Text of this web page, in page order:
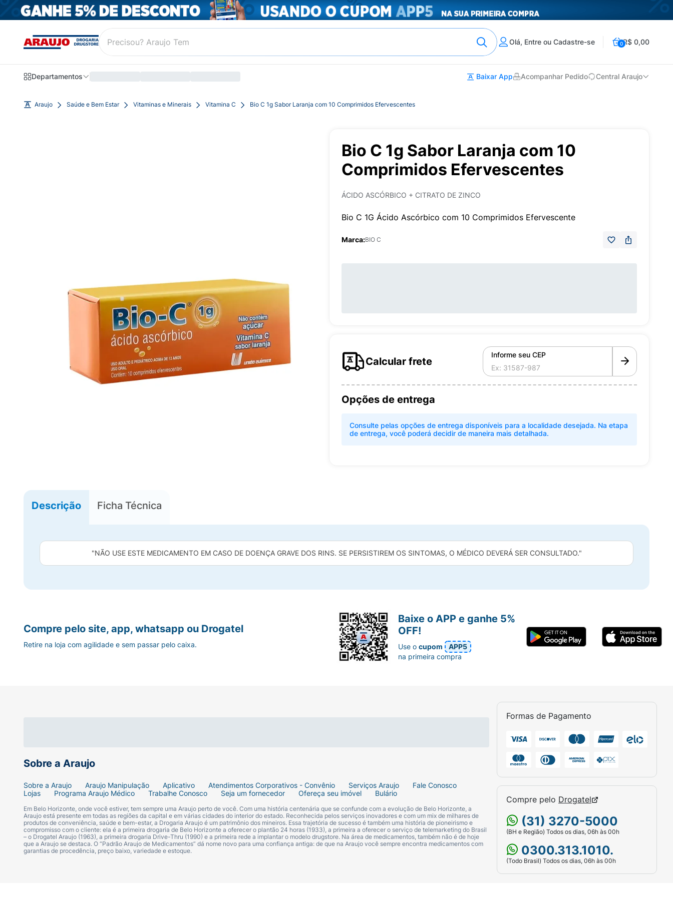
Olá, Entre ou Cadastre-se 0R$ 0,00
Departamentos Baixar App Acompanhar Pedido Central Araujo
Araujo Saúde e Bem Estar Vitaminas e Minerais Vitamina C Bio C 1g Sabor Laranja com 10 Comprimidos Efervescentes
Bio C 1g Sabor Laranja com 10
Comprimidos Efervescentes
ÁCIDO ASCÓRBICO + CITRATO DE ZINCO
Bio C 1G Ácido Ascórbico com 10 Comprimidos Efervescente
Marca:BIO C
Calcular frete
Informe seu CEP
Opções de entrega
Consulte pelas opções de entrega disponíveis para a localidade desejada. Na etapa
de entrega, você poderá decidir de maneira mais detalhada.
Descrição Ficha Técnica
"NÃO USE ESTE MEDICAMENTO EM CASO DE DOENÇA GRAVE DOS RINS. SE PERSISTIREM OS SINTOMAS, O MÉDICO DEVERÁ SER CONSULTADO."
Sobre a Araujo
Sobre a Araujo Araujo Manipulação Aplicativo Atendimentos Corporativos - Convênio Serviços Araujo
Fale Conosco
Lojas
Programa Araujo Médico Trabalhe Conosco Seja um fornecedor Ofereça seu imóvel Bulário
Em Belo Horizonte, onde você estiver, tem sempre uma Araujo perto de você. Com uma história centenária que se confunde com a evolução de Belo Horizonte, a
Araujo está presente em todas as regiões da capital e em várias cidades do interior do estado. Reconhecida pelos serviços inovadores e com um mix de milhares de
produtos de conveniência, saúde e bem-estar, a Drogaria Araujo é um patrimônio dos mineiros. Essa trajetória de sucesso é também uma história de pioneirismo e
compromisso com o cliente: ela é a primeira drogaria de Belo Horizonte a oferecer o plantão 24 horas (1933), a primeira a oferecer o serviço de telemarketing do Brasil
– o Drogatel Araujo (1963), a primeira drogaria Drive-Thru (1990) e a primeira rede a implantar o modelo drugstore. Na área de medicamentos, também não é de hoje
que a Araujo se destaca. O “Padrão Araujo de Medicamentos” dá nome novo para uma confiança antiga: de que na Araujo você sempre encontra medicamentos com
garantias de procedência, preço baixo, variedade e estoque.
Formas de Pagamento
Compre pelo Drogatel
(31) 3270-5000
(BH e Região) Todos os dias, 06h às 00h
0300.313.1010.
(Todo Brasil) Todos os dias, 06h às 00h
Compre pelo site, app, whatsapp ou Drogatel
Retire na loja com agilidade e sem passar pelo caixa.
Baixe o APP e ganhe 5%
OFF!
Use ocupom
APP5
na primeira compra